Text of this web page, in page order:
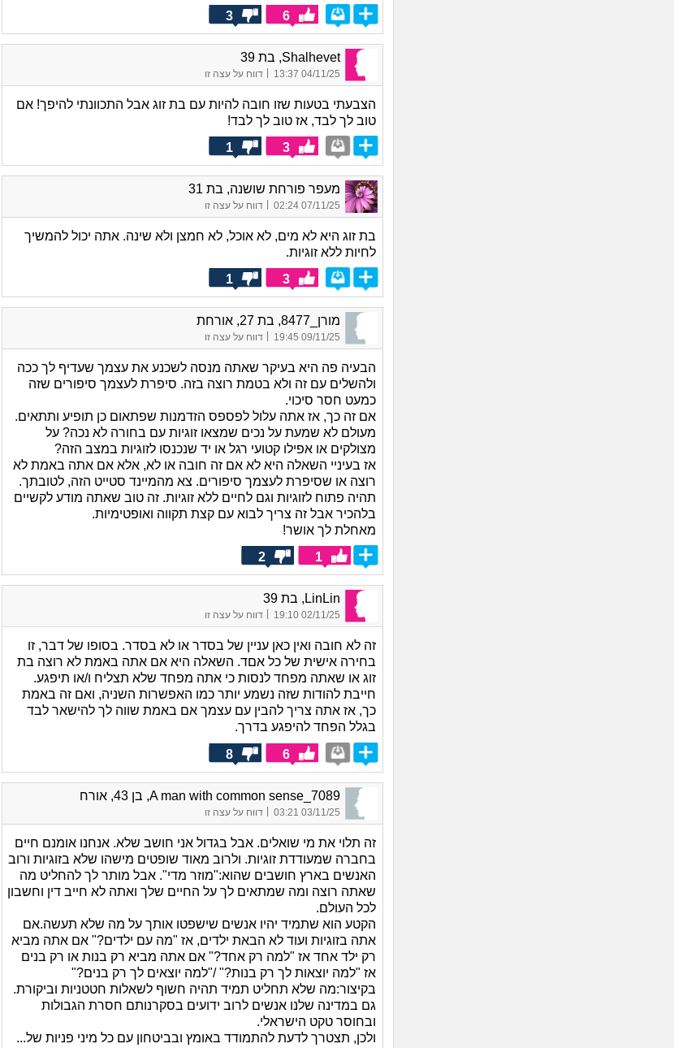
6
3
Shalhevet, בת 39
04/11/25 13:37
| דווח על עצה זו
הצבעתי בטעות שזו חובה להיות עם בת זוג אבל התכוונתי להיפך! אם
טוב לך לבד, אז טוב לך לבד!
3
1
מעפר פורחת שושנה, בת 31
07/11/25 02:24 דווח על עצה זו
בת זוג היא לא מים, לא אוכל, לא חמצן ולא שינה. אתה יכול להמשיך
לחיות ללא זוגיות.
3
1
מורן_8477, בת 27, אורחת
09/11/25 19:45 דווח על עצה זו
הבעיה פה היא בעיקר שאתה מנסה לשכנע את עצמך שעדיף לך ככה
ולהשלים עם זה ולא בטמת רוצה בזה. סיפרת לעצמך סיפורים שזה
כמעט חסר סיכוי.
אם זה כך, אז אתה עלול לפספס הזדמנות שפתאום כן תופיע ותתאים.
מעולם לא שמעת על נכים שמצאו זוגיות עם בחורה לא נכה? על
מצולקים או אפילו קטועי רגל או יד שנכנסו לזוגיות במצב הזה?
אז בעיניי השאלה היא לא אם זה חובה או לא, אלא אם אתה באמת לא
רוצה או שסיפרת לעצמך סיפורים. צא מהמיינד סטייט הזה, לטובתך.
תהיה פתוח לזוגיות וגם לחיים ללא זוגיות. זה טוב שאתה מודע לקשיים
בלהכיר אבל זה צריך לבוא עם קצת תקווה ואופטימיות.
מאחלת לך אושר!
1
2
LinLin, בת 39
02/11/25 19:10 דווח על עצה זו
זה לא חובה ואין כאן עניין של בסדר או לא בסדר. בסופו של דבר, זו
בחירה אישית של כל אםד. השאלה היא אם אתה באמת לא רוצה בת
זוג או שאתה מפחד לנסות כי אתה מפחד שלא תצליח ו/או תיפגע.
חייבת להודות שזה נשמע יותר כמו האפשרות השניה, ואם זה באמת
כך, אז אתה צריך להבין עם עצמך אם באמת שווה לך להישאר לבד
בגלל הפחד להיפגע בדרך.
6
8
A man with common sense_7089, בן 43, אורח
03/11/25 03:21
| דווח על עצה זו
זה תלוי את מי שואלים. אבל בגדול אני חושב שלא. אנחנו אומנם חיים
בחברה שמעודדת זוגיות. ולרוב מאוד שופטים מישהו שלא בזוגיות ורוב
האנשים בארץ חושבים שהוא:"מוזר מדי". אבל מותר לך להחליט מה
שאתה רוצה ומה שמתאים לך על החיים שלך ואתה לא חייב דין וחשבון
לכל העולם.
הקטע הוא שתמיד יהיו אנשים שישפטו אותך על מה שלא תעשה.אם
אתה בזוגיות ועוד לא הבאת ילדים, אז "מה עם ילדים?" אם אתה מביא
רק ילד אחד אז "למה רק אחד?" אם אתה מביא רק בנות או רק בנים
אז "למה יוצאות לך רק בנות?" /"למה יוצאים לך רק בנים?"
בקיצור:מה שלא תחליט תמיד תהיה חשוף לשאלות חטטניות וביקורת.
גם במדינה שלנו אנשים לרוב ידועים בסקרנותם חסרת הגבולות
ובחוסר טקט הישראלי.
ולכן, תצטרך לדעת להתמודד באומץ ובביטחון עם כל מיני פניות של...